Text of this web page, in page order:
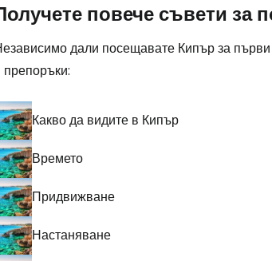
повече съвети за
дали посещавате Кипър за първи
препоръки:
Какво да видите в Кипър
Времето
Придвижване
Настаняване